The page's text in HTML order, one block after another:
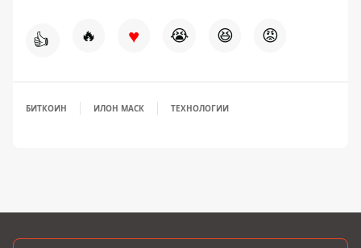
👍 🔥 ♥ 😭 😆 😡
БИТКОИН ИЛОН МАСК ТЕХНОЛОГИИ